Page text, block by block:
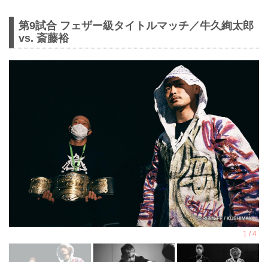
第9試合 フェザー級タイトルマッチ／牛久絢太郎
vs. 斎藤裕